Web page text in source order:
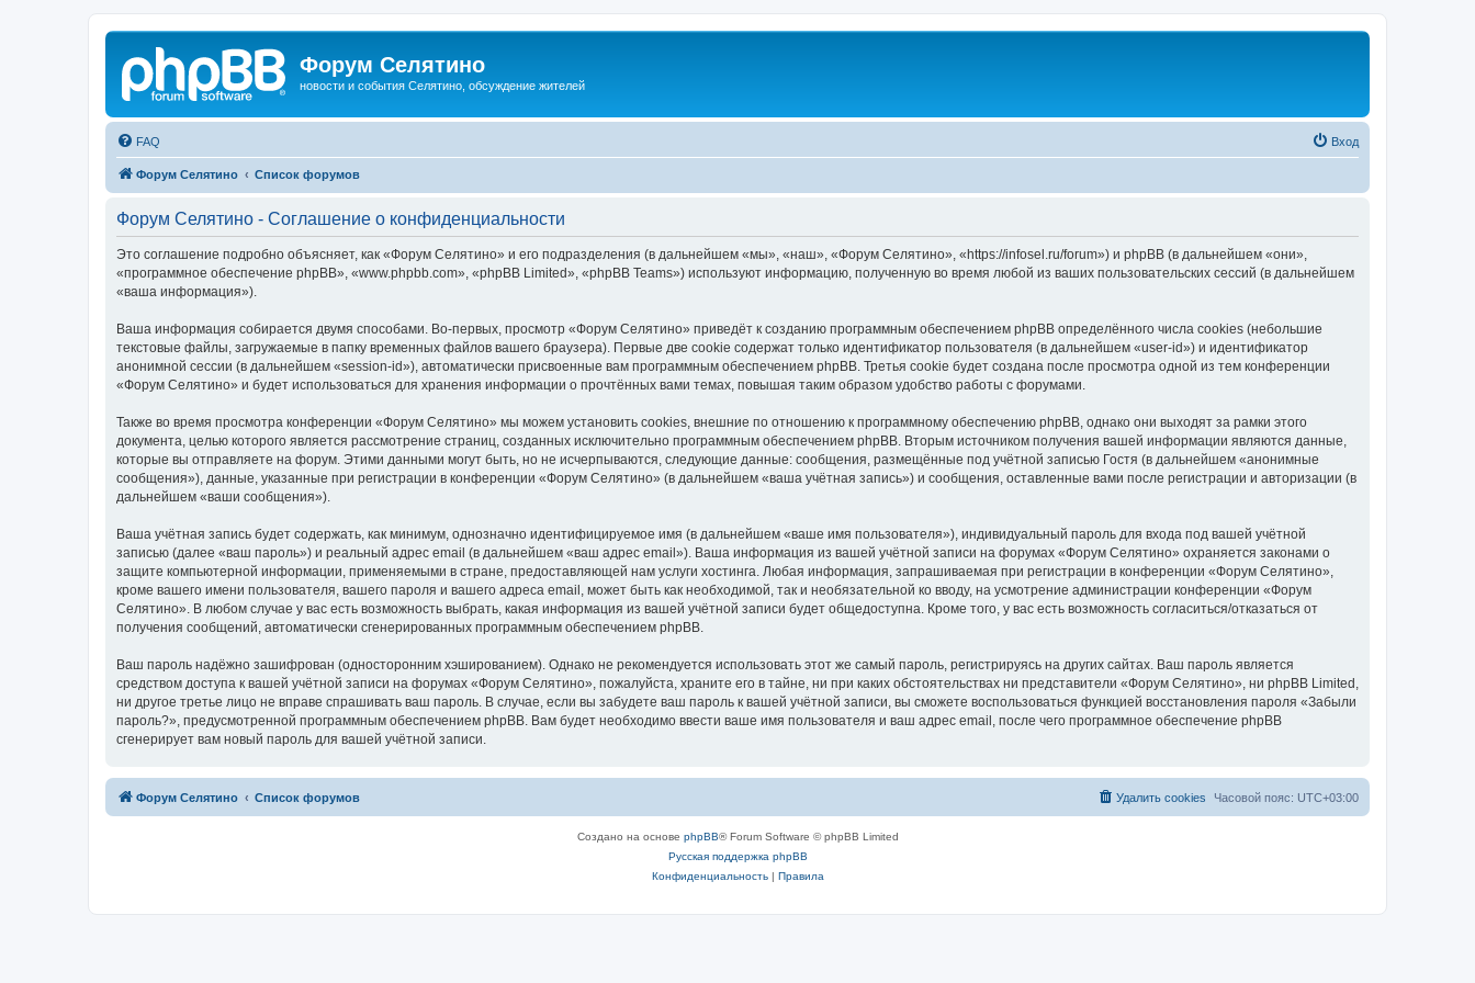
Форум Селятино
новости и события Селятино, обсуждение жителей
FAQ Вход
Форум Селятино Список форумов
Форум Селятино - Соглашение о конфиденциальности
Это соглашение подробно объясняет, как «Форум Селятино» и его подразделения (в дальнейшем «мы», «наш», «Форум Селятино», «https://infosel.ru/forum») и phpBB (в дальнейшем «они»,
«программное обеспечение phpBB», «www.phpbb.com», «phpBB Limited», «phpBB Teams») используют информацию, полученную во время любой из ваших пользовательских сессий (в дальнейшем
«ваша информация»).
Ваша информация собирается двумя способами. Во-первых, просмотр «Форум Селятино» приведёт к созданию программным обеспечением phpBB определённого числа cookies (небольшие
текстовые файлы, загружаемые в папку временных файлов вашего браузера). Первые две cookie содержат только идентификатор пользователя (в дальнейшем «user-id») и идентификатор
анонимной сессии (в дальнейшем «session-id»), автоматически присвоенные вам программным обеспечением phpBB. Третья cookie будет создана после просмотра одной из тем конференции
«Форум Селятино» и будет использоваться для хранения информации о прочтённых вами темах, повышая таким образом удобство работы с форумами.
Также во время просмотра конференции «Форум Селятино» мы можем установить cookies, внешние по отношению к программному обеспечению phpBB, однако они выходят за рамки этого
документа, целью которого является рассмотрение страниц, созданных исключительно программным обеспечением phpBB. Вторым источником получения вашей информации являются данные,
которые вы отправляете на форум. Этими данными могут быть, но не исчерпываются, следующие данные: сообщения, размещённые под учётной записью Гостя (в дальнейшем «анонимные
сообщения»), данные, указанные при регистрации в конференции «Форум Селятино» (в дальнейшем «ваша учётная запись») и сообщения, оставленные вами после регистрации и авторизации (в
дальнейшем «ваши сообщения»).
Ваша учётная запись будет содержать, как минимум, однозначно идентифицируемое имя (в дальнейшем «ваше имя пользователя»), индивидуальный пароль для входа под вашей учётной
записью (далее «ваш пароль») и реальный адрес email (в дальнейшем «ваш адрес email»). Ваша информация из вашей учётной записи на форумах «Форум Селятино» охраняется законами о
защите компьютерной информации, применяемыми в стране, предоставляющей нам услуги хостинга. Любая информация, запрашиваемая при регистрации в конференции «Форум Селятино»,
кроме вашего имени пользователя, вашего пароля и вашего адреса email, может быть как необходимой, так и необязательной ко вводу, на усмотрение администрации конференции «Форум
Селятино». В любом случае у вас есть возможность выбрать, какая информация из вашей учётной записи будет общедоступна. Кроме того, у вас есть возможность согласиться/отказаться от
получения сообщений, автоматически сгенерированных программным обеспечением phpBB.
Ваш пароль надёжно зашифрован (односторонним хэшированием). Однако не рекомендуется использовать этот же самый пароль, регистрируясь на других сайтах. Ваш пароль является
средством доступа к вашей учётной записи на форумах «Форум Селятино», пожалуйста, храните его в тайне, ни при каких обстоятельствах ни представители «Форум Селятино», ни phpBB Limited,
ни другое третье лицо не вправе спрашивать ваш пароль. В случае, если вы забудете ваш пароль к вашей учётной записи, вы сможете воспользоваться функцией восстановления пароля «Забыли
пароль?», предусмотренной программным обеспечением phpBB. Вам будет необходимо ввести ваше имя пользователя и ваш адрес email, после чего программное обеспечение phpBB
сгенерирует вам новый пароль для вашей учётной записи.
Форум Селятино Список форумов Часовой пояс: UTC+03:00
Удалить cookies
Создано на основе phpBB® Forum Software © phpBB Limited
Русская поддержка phpBB
Конфиденциальность| Правила